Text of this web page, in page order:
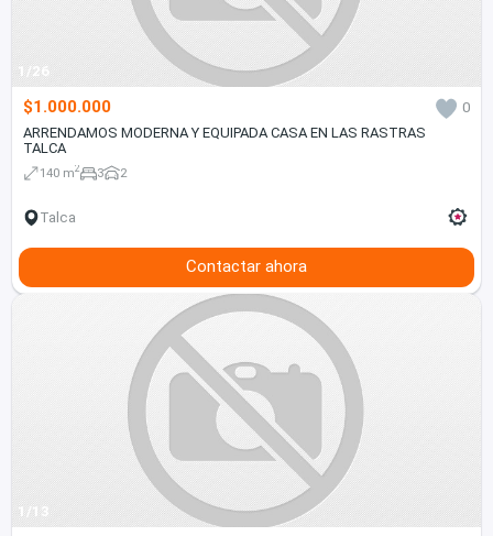
1/26
$1.000.000
0
ARRENDAMOS MODERNA Y EQUIPADA CASA EN LAS RASTRAS
TALCA
140 m2 3 2
Talca
Contactar ahora
1/13